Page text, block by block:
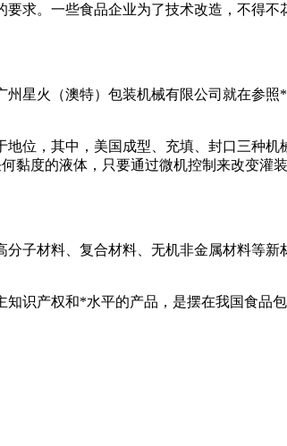
求。一些食品企业为了技术改造，不得不
星火（澳特） 包装机械有限公司就在参照*
地位，其中，美国 成型 、充填、 封口三种机
黏度的液体，只要通过微机控制来改变灌装
子材料、 复合材料、无机非金属材料等新
知识产权和*水平的产品，是摆在我国食品